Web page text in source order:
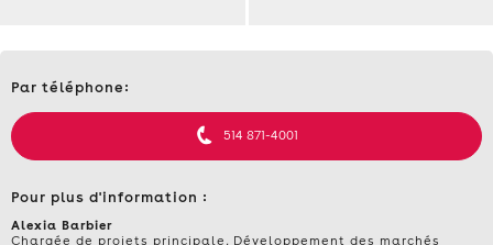
–
–
etPar téléphone:
514 871-4001
Pour plus d'information :
Alexia Barbier
Chargée de projets principale, Développement des marchés